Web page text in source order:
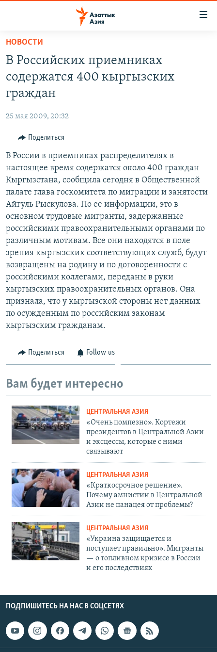
Вернуться
основному
содержанию
Вернутся
главной
Вернутся
поиску
ТАДЖИКИСТАН
ВОЙНА В УКРАИНЕ
КЫРГЫЗЧА
ЎЗБЕКЧА
ТОҶИКӢ
TÜRKMENÇE
Все сайты РСЕ/РС
НОВОСТИ
В Российских приемниках
содержатся 400 кыргызских
граждан
25 мая 2009, 20:32
Поделиться
В России в приемниках распределителях в
настоящее время содержатся около 400 граждан
Кыргызстана, сообщила сегодня в Общественной
палате глава госкомитета по миграции и занятости
Айгуль Рыскулова. По ее информации, это в
основном трудовые мигранты, задержанные
российскими правоохранительными органами по
различным мотивам. Все они находятся в поле
зрения кыргызских соответствующих служб, будут
возвращены на родину и по договоренности с
российскими коллегами, переданы в руки
кыргызских правоохранительных органов. Она
признала, что у кыргызской стороны нет данных
по осужденным по российским законам
кыргызским гражданам.
Поделиться Follow us
Вам будет интересно
ЦЕНТРАЛЬНАЯ АЗИЯ
«Очень помпезно». Кортежи
президентов в Центральной Азии
и эксцессы, которые с ними
связывают
ЦЕНТРАЛЬНАЯ АЗИЯ
«Краткосрочное решение».
Почему амнистии в Центральной
Азии не панацея от проблемы?
ЦЕНТРАЛЬНАЯ АЗИЯ
«Украина защищается и
поступает правильно». Мигранты
— о топливном кризисе в России
и его последствиях
ПОДПИШИТЕСЬ НА НАС В СОЦСЕТЯХ